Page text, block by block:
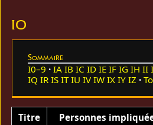
IO
Sommaire
I0–9 IA IB IC ID IE IF IG IH II
IQ IR IS IT IU IV IW IX IY IZ
Titre Personnes